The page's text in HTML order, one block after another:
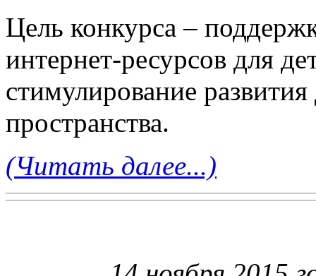
Цель конкурса –
интернет-ресурсов для
стимулирование развития
пространства.
(Читать далее...)